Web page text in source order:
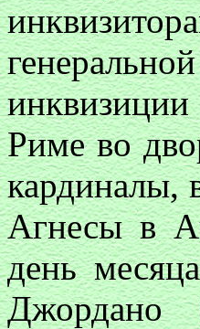
Риме во
кардиналы,
Агнесы в
день
Джордано